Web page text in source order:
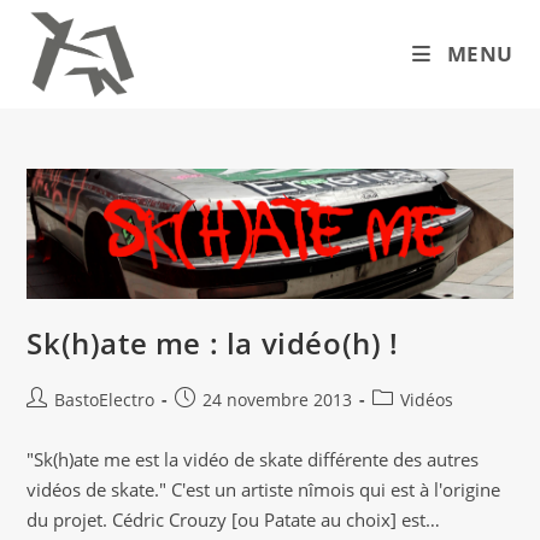
Skip
content
MENU
Sk(h)ate me : la vidéo(h) !
Auteur/autrice
la
publication :
BastoElectro
Publication
24 novembre 2013
PostVidéos
"Sk(h)ate me est la vidéo de skate différente des autres
vidéos de skate." C'est un artiste nîmois qui est à l'origine
du projet. Cédric Crouzy [ou Patate au choix] est…